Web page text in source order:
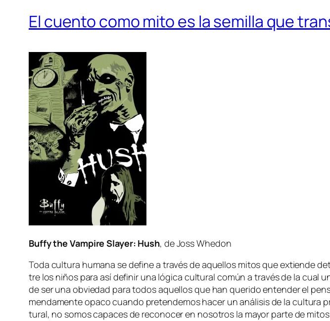
El cuento como mito es la semilla que
Buffy the Vampire Slayer: Hush, de Joss Whedon
Toda cul­tu­ra hu­ma­na se de­fi­ne a tra­vés de aque­llos mi­tos que ex­tien­de
tre los ni­ños pa­ra así de­fi­nir una ló­gi­ca cul­tu­ral co­mún a tra­vés de la cual
de ser una ob­vie­dad pa­ra to­dos aque­llos que han que­ri­do en­ten­der el
men­da­men­te opa­co cuan­do pre­ten­de­mos ha­cer un aná­li­sis de la
tu­ral, no so­mos ca­pa­ces de re­co­no­cer en no­so­tros la ma­yor par­te de